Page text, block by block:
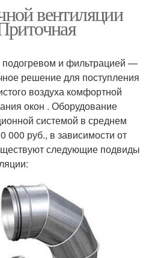
вентиляции
подогревом и фильтрацией —
решение для поступления
воздуха комфортной
окон . Оборудование
системой в среднем
000 руб., в зависимости от
следующие подвиды